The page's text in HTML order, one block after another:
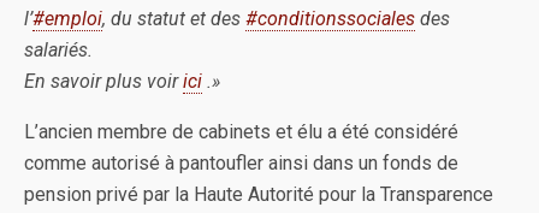
l’#emploi, du statut et des #conditionssociales des
salariés.
En savoir plus voirici .»
L’ancien membre de cabinets et élu a été considéré
comme autorisé à pantoufler ainsi dans un fonds de
pension privé par la Haute Autorité pour la Transparence